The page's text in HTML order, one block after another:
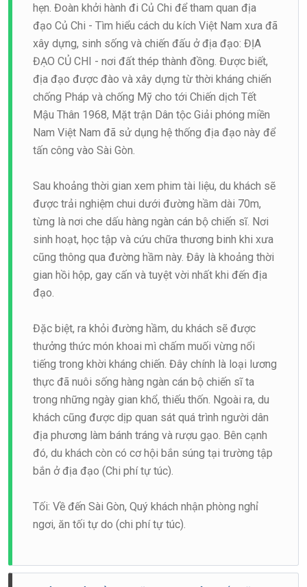
hẹn. Đoàn khởi hành đi Củ Chi để tham quan địa
đạo Củ Chi - Tìm hiểu cách du kích Việt Nam xưa đã
xây dựng, sinh sống và chiến đấu ở địa đạo: ĐỊA
ĐẠO CỦ CHI - nơi đất thép thành đồng. Được biết,
địa đạo được đào và xây dựng từ thời kháng chiến
chống Pháp và chống Mỹ cho tới Chiến dịch Tết
Mậu Thân 1968, Mặt trận Dân tộc Giải phóng miền
Nam Việt Nam đã sử dụng hệ thống địa đạo này để
tấn công vào Sài Gòn.
Sau khoảng thời gian xem phim tài liệu, du khách sẽ
được trải nghiệm chui dưới đường hầm dài 70m,
từng là nơi che dấu hàng ngàn cán bộ chiến sĩ. Nơi
sinh hoạt, học tập và cứu chữa thương binh khi xưa
cũng thông qua đường hầm này. Đây là khoảng thời
gian hồi hộp, gay cấn và tuyệt vời nhất khi đến địa
đạo.
Đặc biệt, ra khỏi đường hầm, du khách sẽ được
thưởng thức món khoai mì chấm muối vừng nổi
tiếng trong khời kháng chiến. Đây chính là loại lương
thực đã nuôi sống hàng ngàn cán bộ chiến sĩ ta
trong những ngày gian khổ, thiếu thốn. Ngoài ra, du
khách cũng được dịp quan sát quá trình người dân
địa phương làm bánh tráng và rượu gạo. Bên cạnh
đó, du khách còn có cơ hội bắn súng tại trường tập
bắn ở địa đạo (Chi phí tự túc).
Tối: Về đến Sài Gòn, Quý khách nhận phòng nghỉ
ngơi, ăn tối tự do (chi phí tự túc).